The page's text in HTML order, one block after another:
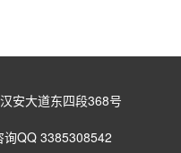
安大道东四段368号
QQ 3385308542